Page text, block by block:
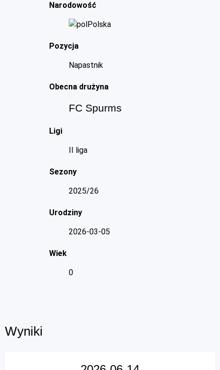
Narodowość
Polska
Pozycja
Napastnik
Obecna drużyna
FC Spurms
Ligi
II liga
Sezony
2025/26
Urodziny
2026-03-05
Wiek
0
Wyniki